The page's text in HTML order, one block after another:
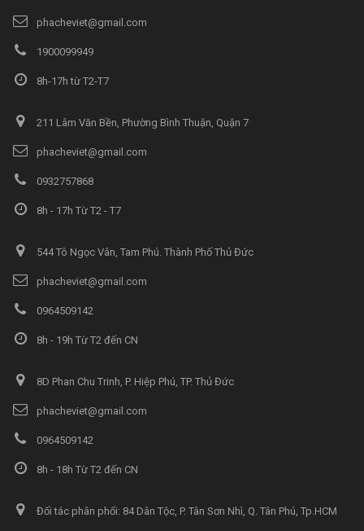
phacheviet@gmail.com
1900099949
8h-17h từ T2-T7
211 Lâm Văn Bền, Phường Bình Thuận, Quận 7
phacheviet@gmail.com
0932757868
8h - 17h Từ T2 - T7
544 Tô Ngọc Vân, Tam Phú. Thành Phố Thủ Đức
phacheviet@gmail.com
0964509142
8h - 19h Từ T2 đến CN
8D Phan Chu Trinh, P. Hiệp Phú, TP. Thủ Đức
phacheviet@gmail.com
0964509142
8h - 18h Từ T2 đến CN
Đối tác phân phối: 84 Dân Tộc, P. Tân Sơn Nhì, Q. Tân Phú, Tp.HCM